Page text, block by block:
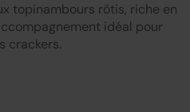
topinambours rôtis, riche en
idéal pour
crackers.